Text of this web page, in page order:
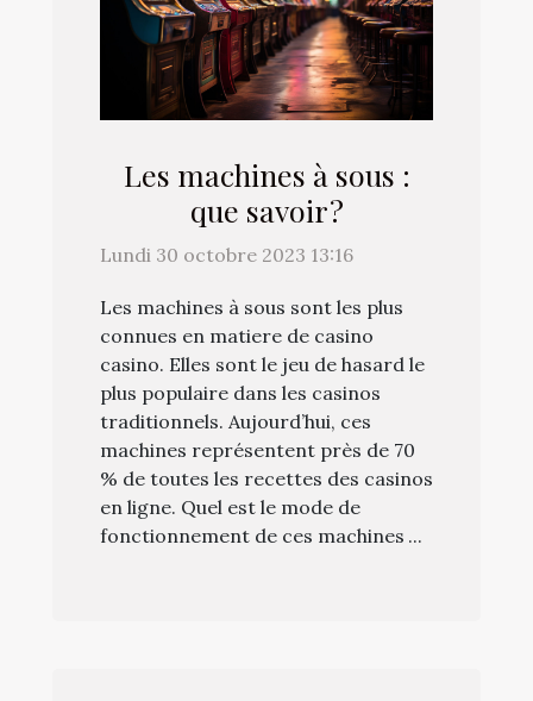
Les machines à sous :
que savoir ?
Lundi 30 octobre 2023 13:16
Les machines à sous sont les plus
connues en matiere de casino
casino. Elles sont le jeu de hasard le
plus populaire dans les casinos
traditionnels. Aujourd’hui, ces
machines représentent près de 70
% de toutes les recettes des casinos
en ligne. Quel est le mode de
fonctionnement de ces machines ...